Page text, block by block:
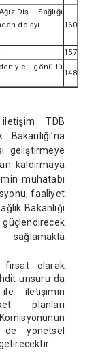
Diş Sağlığı
dolayı
160
157
gönüllü
148
TDB
geliştirmeye
kaldırmaya
muhatabı
faaliyet
Bakanlığı
sağlamakla
fırsat olarak
unsuru da
ile iletişimin
planları
yönetsel